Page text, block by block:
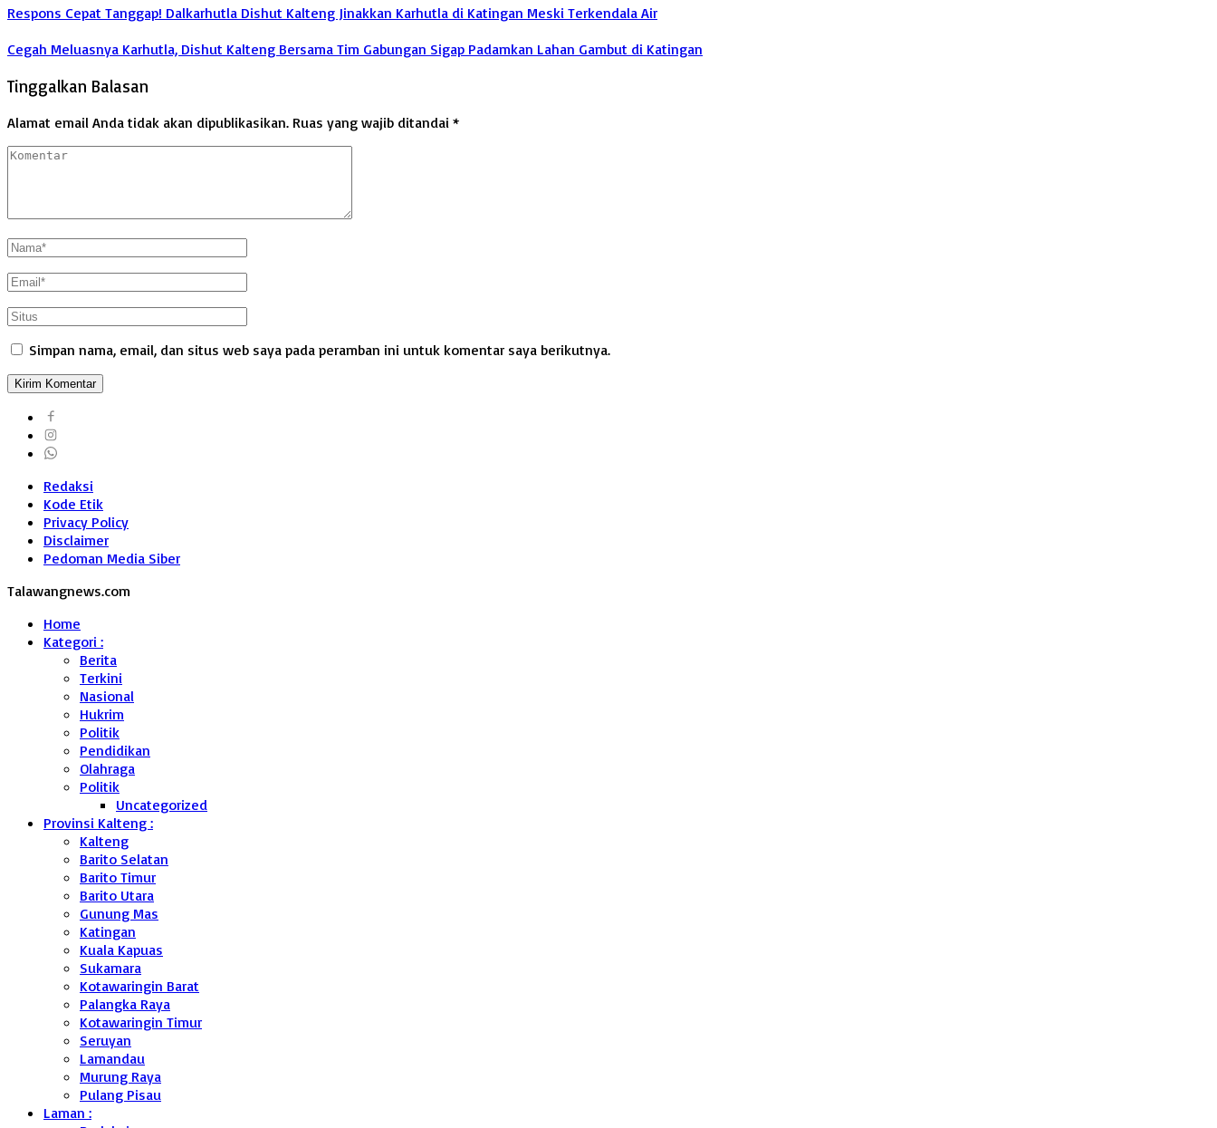
Respons Cepat Tanggap! Dalkarhutla Dishut Kalteng Jinakkan Karhutla di Katingan Meski Terkendala Air
Cegah Meluasnya Karhutla, Dishut Kalteng Bersama Tim Gabungan Sigap Padamkan Lahan Gambut di Katingan
Tinggalkan Balasan
Alamat email Anda tidak akan dipublikasikan. Ruas yang wajib ditandai *
Simpan nama, email, dan situs web saya pada peramban ini untuk komentar saya berikutnya.
Redaksi
Kode Etik
Privacy Policy
Disclaimer
Pedoman Media Siber
Talawangnews.com
Home
Kategori :
Berita
Terkini
Nasional
Hukrim
Politik
Pendidikan
Olahraga
Politik
Uncategorized
Provinsi Kalteng :
Kalteng
Barito Selatan
Barito Timur
Barito Utara
Gunung Mas
Katingan
Kuala Kapuas
Sukamara
Kotawaringin Barat
Palangka Raya
Kotawaringin Timur
Seruyan
Lamandau
Murung Raya
Pulang Pisau
Laman :